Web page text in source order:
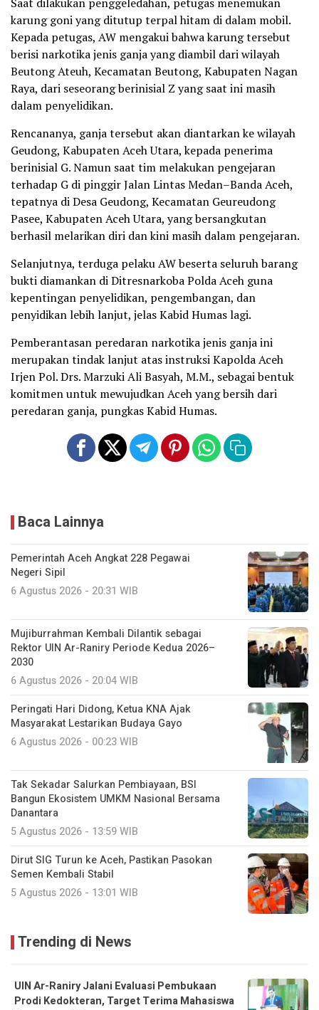
karung goni yang ditutup terpal hitam di dalam mobil.
Kepada petugas, AW mengakui bahwa karung tersebut
berisi narkotika jenis ganja yang diambil dari wilayah
Beutong Ateuh, Kecamatan Beutong, Kabupaten Nagan
Raya, dari seseorang berinisial Z yang saat ini masih
dalam penyelidikan.
Rencananya, ganja tersebut akan diantarkan ke wilayah
Geudong, Kabupaten Aceh Utara, kepada penerima
berinisial G. Namun saat tim melakukan pengejaran
terhadap G di pinggir Jalan Lintas Medan–Banda Aceh,
tepatnya di Desa Geudong, Kecamatan Geureudong
Pasee, Kabupaten Aceh Utara, yang bersangkutan
berhasil melarikan diri dan kini masih dalam pengejaran.
Selanjutnya, terduga pelaku AW beserta seluruh barang
bukti diamankan di Ditresnarkoba Polda Aceh guna
kepentingan penyelidikan, pengembangan, dan
penyidikan lebih lanjut, jelas Kabid Humas lagi.
Pemberantasan peredaran narkotika jenis ganja ini
merupakan tindak lanjut atas instruksi Kapolda Aceh
Irjen Pol. Drs. Marzuki Ali Basyah, M.M., sebagai bentuk
komitmen untuk mewujudkan Aceh yang bersih dari
peredaran ganja, pungkas Kabid Humas.
Baca Lainnya
Pemerintah Aceh Angkat 228 Pegawai
Negeri Sipil
6 Agustus 2026 - 20:31 WIB
Mujiburrahman Kembali Dilantik sebagai
Rektor UIN Ar-Raniry Periode Kedua 2026–
2030
6 Agustus 2026 - 20:04 WIB
Peringati Hari Didong, Ketua KNA Ajak
Masyarakat Lestarikan Budaya Gayo
6 Agustus 2026 - 00:23 WIB
Tak Sekadar Salurkan Pembiayaan, BSI
Bangun Ekosistem UMKM Nasional Bersama
Danantara
5 Agustus 2026 - 13:59 WIB
Dirut SIG Turun ke Aceh, Pastikan Pasokan
Semen Kembali Stabil
5 Agustus 2026 - 13:01 WIB
Trending di News
UIN Ar-Raniry Jalani Evaluasi Pembukaan
Prodi Kedokteran, Target Terima Mahasiswa